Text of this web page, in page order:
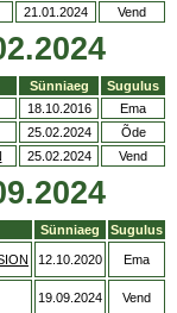
21.01.2024 Vend
Sünniaeg
Sugulus
18.10.2016
Ema
25.02.2024
Õde
25.02.2024 Vend
Sünniaeg
Sugulus
12.10.2020 Ema
19.09.2024 Vend